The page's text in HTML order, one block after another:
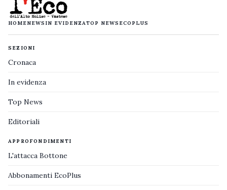
HOMENEWS IN EVIDENZATOP NEWS ECOPLUS
SEZIONI
Cronaca
In evidenza
Top News
Editoriali
APPROFONDIMENTI
L'attacca Bottone
Abbonamenti EcoPlus